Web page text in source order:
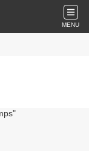
MENU